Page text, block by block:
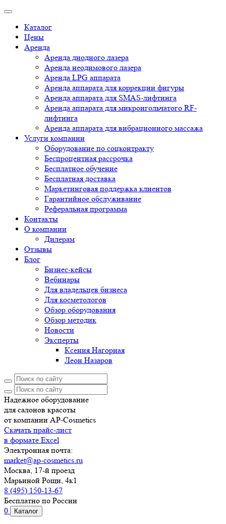
Каталог
Цены
Аренда
Аренда диодного лазера
Аренда неодимового лазера
Аренда LPG аппарата
Аренда аппарата для коррекции фигуры
Аренда аппарата для SMAS-лифтинга
Аренда аппарата для микроигольчатого RF-
лифтинга
Аренда аппарата для вибрационного массажа
Услуги компании
Оборудование по соцконтракту
Беспроцентная рассрочка
Бесплатное обучение
Бесплатная доставка
Маркетинговая поддержка клиентов
Гарантийное обслуживание
Реферальная программа
Контакты
О компании
Дилерам
Отзывы
Блог
Бизнес-кейсы
Вебинары
Для владельцев бизнеса
Для косметологов
Обзор оборудования
Обзор методик
Новости
Эксперты
Ксения Нагорная
Леон Назаров
Надежное оборудование
для салонов красоты
от компании AP-Cosmetics
Скачать прайс-лист
в формате Excel
Электронная почта:
market@ap-cosmetics.ru
Москва, 17-й проезд
Марьиной Рощи, 4к1
8 (495) 150-13-67
Бесплатно по России
0
Каталог